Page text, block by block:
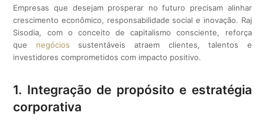
Empresas que desejam prosperar no futuro precisam alinhar
crescimento econômico, responsabilidade social e inovação. Raj
Sisodia, com o conceito de capitalismo consciente, reforça
que negócios sustentáveis atraem clientes, talentos e
investidores comprometidos com impacto positivo.
1. Integração de propósito e estratégia
corporativa